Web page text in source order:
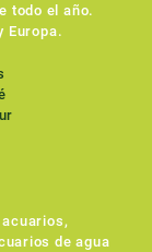
todo el año.
Europa.
de agua